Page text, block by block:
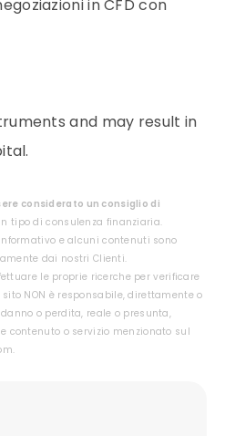
in CFD con
and may result in
considerato un consiglio di
tipo di consulenza finanziaria.
e alcuni contenuti sono
dai nostri Clienti.
le proprie ricerche per verificare
NON è responsabile, direttamente o
o perdita, reale o presunta,
contenuto o servizio menzionato sul